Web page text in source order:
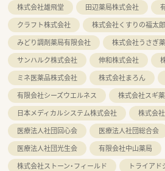
株式会社雄飛堂
田辺薬局株式会社
クラフト株式会社
株式会社くすりの福太郎
みどり調剤薬局有限会社
株式会社うさぎ
サンハルク株式会社
伸和株式会社
ミネ医薬品株式会社
株式会社まろん
有限会社シーズウエルネス
株式会社スギ
日本メディカルシステム株式会社
株式会
医療法人社団回心会
医療法人社団総合会
医療法人社団光生会
有限会社中山薬局
株式会社ストーン・フィールド
トライア